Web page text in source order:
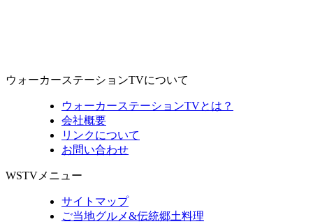
ウォーカーステーションTVについて
ウォーカーステーションTVとは？
会社概要
リンクについて
お問い合わせ
WSTVメニュー
サイトマップ
ご当地グルメ&伝統郷土料理